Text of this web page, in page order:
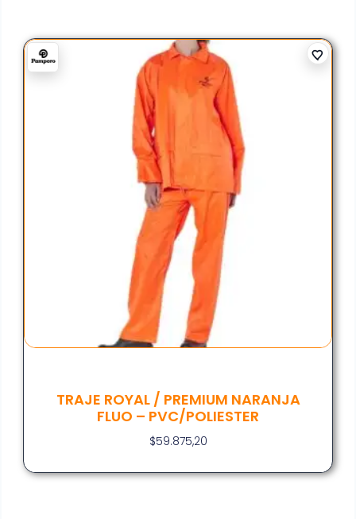
TRAJE ROYAL / PREMIUM NARANJA
FLUO – PVC/POLIESTER
$59.875,20